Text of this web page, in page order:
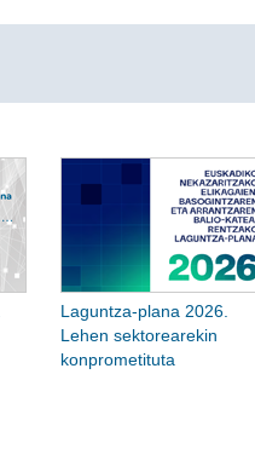
Laguntza-plana 2026.
Lehen sektorearekin
konprometituta